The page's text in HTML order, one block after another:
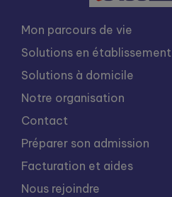
Mon parcours de vie
Solutions en établissement
Solutions à domicile
Notre organisation
Contact
Préparer son admission
Facturation et aides
Nous rejoindre